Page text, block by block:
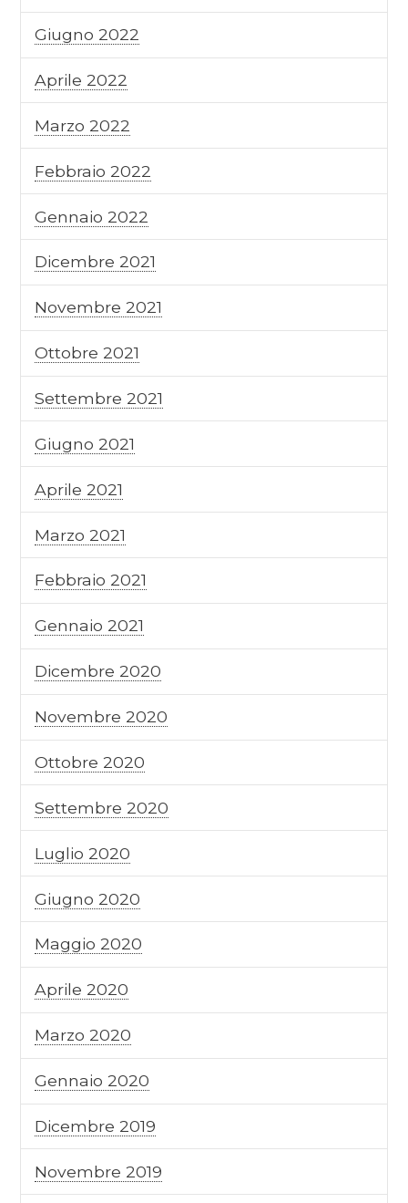
Giugno 2022
Aprile 2022
Marzo 2022
Febbraio 2022
Gennaio 2022
Dicembre 2021
Novembre 2021
Ottobre 2021
Settembre 2021
Giugno 2021
Aprile 2021
Marzo 2021
Febbraio 2021
Gennaio 2021
Dicembre 2020
Novembre 2020
Ottobre 2020
Settembre 2020
Luglio 2020
Giugno 2020
Maggio 2020
Aprile 2020
Marzo 2020
Gennaio 2020
Dicembre 2019
Novembre 2019